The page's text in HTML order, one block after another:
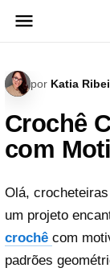
para
por Katia
Crochê
com
Olá,
um projeto
crochê com
padrões